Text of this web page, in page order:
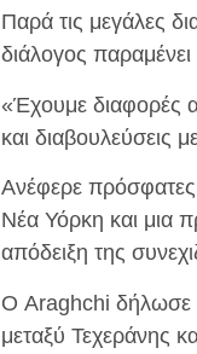
Παρά τις μεγάλες
διάλογος
«Έχουμε διαφορές
και διαβουλεύσεις
Ανέφερε
Νέα Υόρκη και μια
απόδειξη της
Ο Araghchi δήλωσε
μεταξύ Τεχεράνης